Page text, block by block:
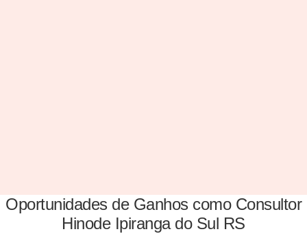
Oportunidades de Ganhos como Consultor
Hinode Ipiranga do Sul RS